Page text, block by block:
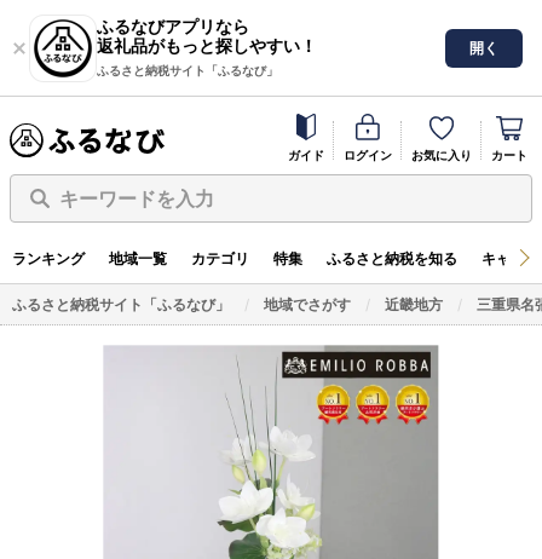
ふるなびアプリなら
返礼品がもっと探しやすい！
ふるさと納税サイト「ふるなび」
開く
ガイド ログイン お気に入り カート
キーワードを入力
ランキング 地域一覧 カテゴリ 特集 ふるさと納税を知る キャン
ふるさと納税サイト「ふるなび」 地域でさがす 近畿地方 三重県名